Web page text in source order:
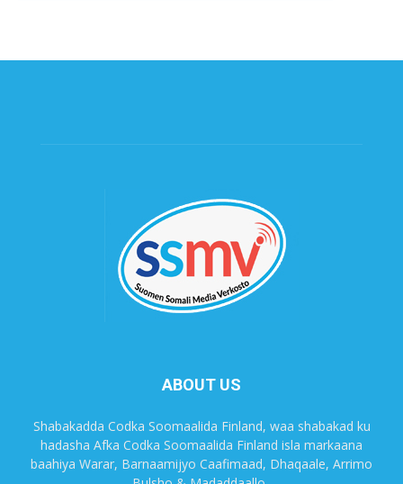
ABOUT US
Shabakadda Codka Soomaalida Finland, waa shabakad ku
hadasha Afka Codka Soomaalida Finland isla markaana
baahiya Warar, Barnaamijyo Caafimaad, Dhaqaale, Arrimo